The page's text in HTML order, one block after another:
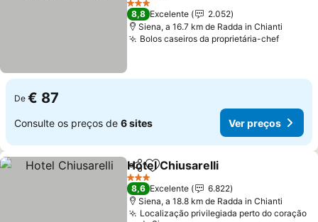
3 Estrelas
8,8 Excelente
2.052
Siena, a 16.7 km de Radda in Chianti
Bolos caseiros da proprietária-chef
De € 87
Consulte os preços de 6 sites Ver preços
PartilharAdicionar aos favoritos
Hotel Chiusarelli
3 Estrelas
8,6 Excelente
6.822
Siena, a 18.8 km de Radda in Chianti
Localização privilegiada perto do coração